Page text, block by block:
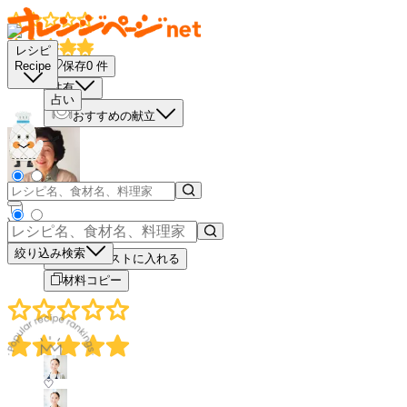
レシピ
Recipe
占い
絞り込み検索
保存0 件
共有
おすすめの献立
－
＋
買い物リストに入れる
材料コピー